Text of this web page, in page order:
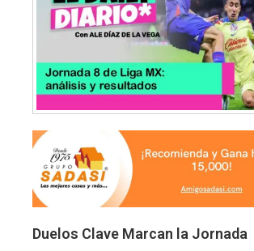
Duelos Clave Marcan la Jornada